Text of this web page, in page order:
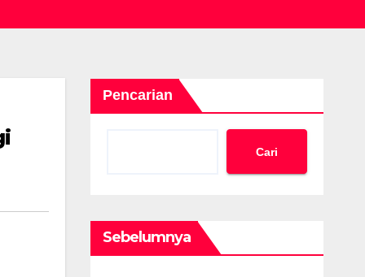
Pencarian
Cari
Sebelumnya